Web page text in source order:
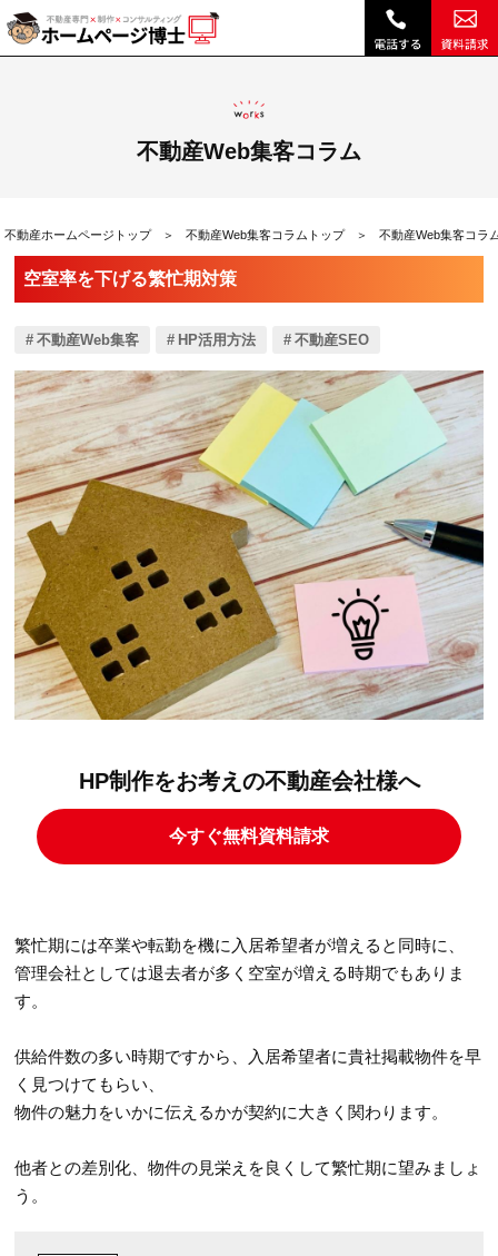
不動産Web集客コラム
不動産ホームページトップ 不動産Web集客コラムトップ 不動産Web集客コラ
空室率を下げる繁忙期対策
不動産Web集客 HP活用方法 不動産SEO
HP制作をお考えの不動産会社様へ
今すぐ無料資料請求
繁忙期には卒業や転勤を機に入居希望者が増えると同時に、
管理会社としては退去者が多く空室が増える時期でもありま
す。
供給件数の多い時期ですから、入居希望者に貴社掲載物件を早
く見つけてもらい、
物件の魅力をいかに伝えるかが契約に大きく関わります。
他者との差別化、物件の見栄えを良くして繁忙期に望みましょ
う。